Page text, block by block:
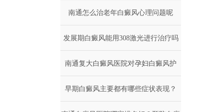
南通怎么治老年白癜风心理问题呢
发展期白癜风能用308激光进行治疗吗
南通复大白癜风医院对孕妇白癜风护
理？
早期白癜风主要都有哪些症状表现？